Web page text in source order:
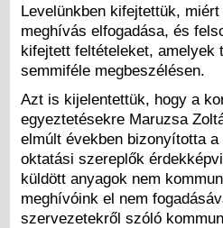
Levelünkben kifejtettük,
meghívás elfogadása, és
kifejtett feltételeket, amelyek
semmiféle megbeszélésen.
Azt is kijelentettük, hogy a
egyeztetésekre Maruzsa
elmúlt években bizonyította
oktatási szereplők
küldött anyagok nem
meghívóink el nem
szervezetekről szóló